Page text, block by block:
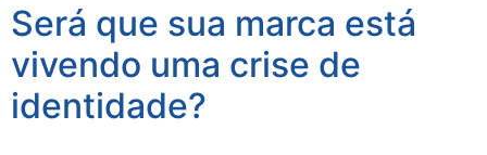
Será que sua marca está
vivendo uma crise de
identidade?